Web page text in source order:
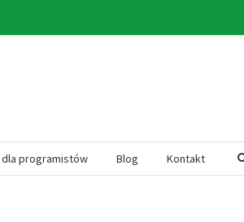
programistów Blog Kontakt